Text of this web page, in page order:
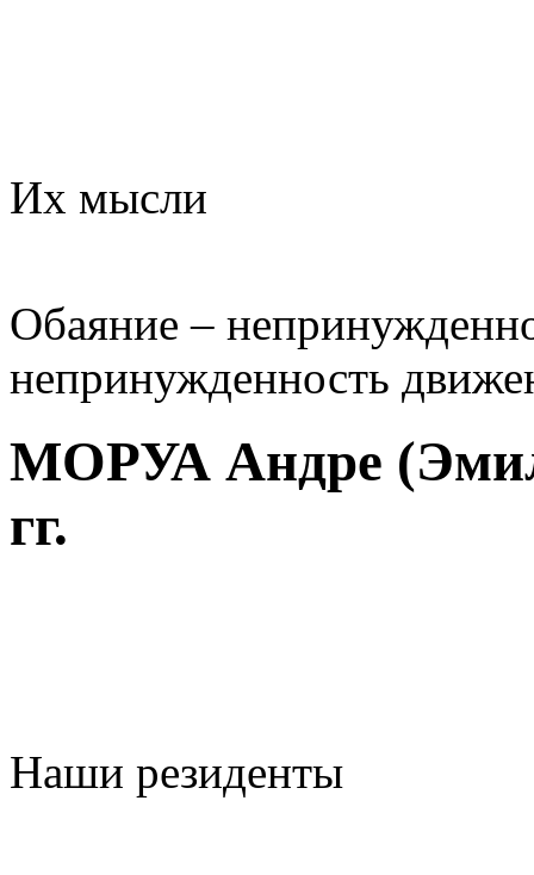
Их мысли
Обаяние –
непринужденность
МОРУА Андре
гг.
Наши резиденты